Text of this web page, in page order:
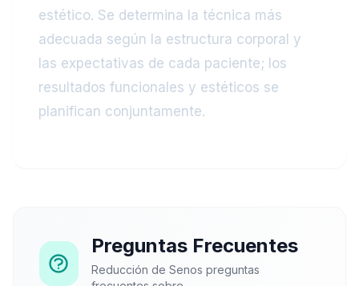
estético. Se determina la técnica más
adecuada según la estructura corporal y
las expectativas de cada paciente; los
resultados funcionales y estéticos se
planifican conjuntamente.
Preguntas Frecuentes
Reducción de Senos preguntas